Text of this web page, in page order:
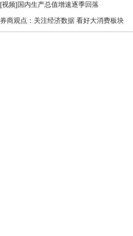
[视频]国内生产总值增速逐季回落
券商观点：关注经济数据 看好大消费板块